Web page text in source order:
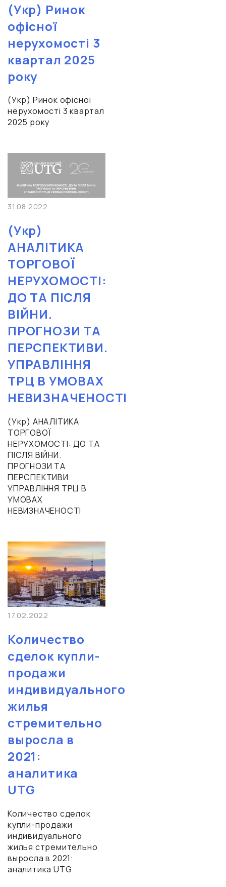
(Укр) Ринок
офісної
нерухомості 3
квартал 2025
року
(Укр) Ринок офісної
нерухомості 3 квартал
2025 року
31.08.2022
(Укр)
АНАЛІТИКА
ТОРГОВОЇ
НЕРУХОМОСТІ:
ДО ТА ПІСЛЯ
ВІЙНИ.
ПРОГНОЗИ ТА
ПЕРСПЕКТИВИ.
УПРАВЛІННЯ
ТРЦ В УМОВАХ
НЕВИЗНАЧЕНОСТІ
(Укр) АНАЛІТИКА
ТОРГОВОЇ
НЕРУХОМОСТІ: ДО ТА
ПІСЛЯ ВІЙНИ.
ПРОГНОЗИ ТА
ПЕРСПЕКТИВИ.
УПРАВЛІННЯ ТРЦ В
УМОВАХ
НЕВИЗНАЧЕНОСТІ
17.02.2022
Количество
сделок купли-
продажи
индивидуального
жилья
стремительно
выросла в
2021:
аналитика
UTG
Количество сделок
купли-продажи
индивидуального
жилья стремительно
выросла в 2021:
аналитика UTG